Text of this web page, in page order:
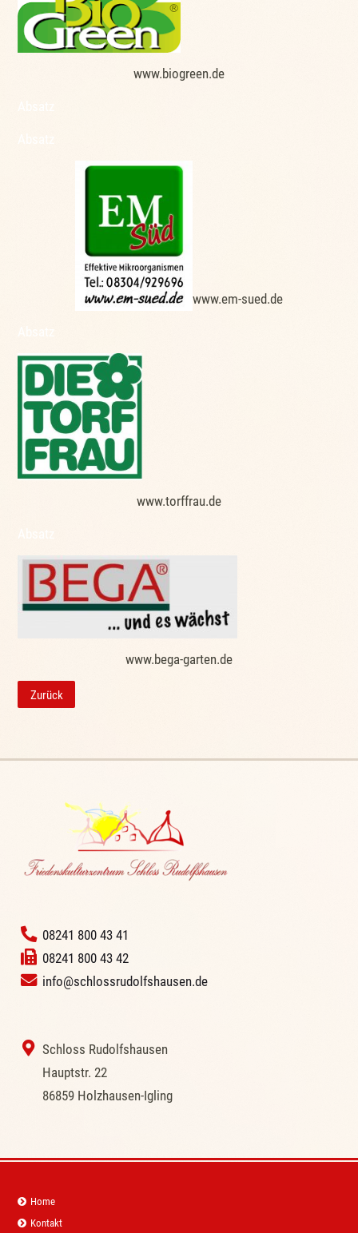
www.biogreen.de
www.em-sued.de
www.torffrau.de
www.bega-garten.de
Zurück
08241 800 43 41
08241 800 43 42
info@schlossrudolfshausen.de
‭ Schloss Rudolfshausen
‭Hauptstr. 22
‭86859 Holzhausen-Igling
Navigation
überspringen
Home
Kontakt